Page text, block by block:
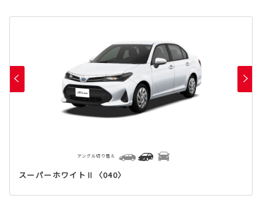
スーパーホワイトⅡ〈040〉
アングル切り替え